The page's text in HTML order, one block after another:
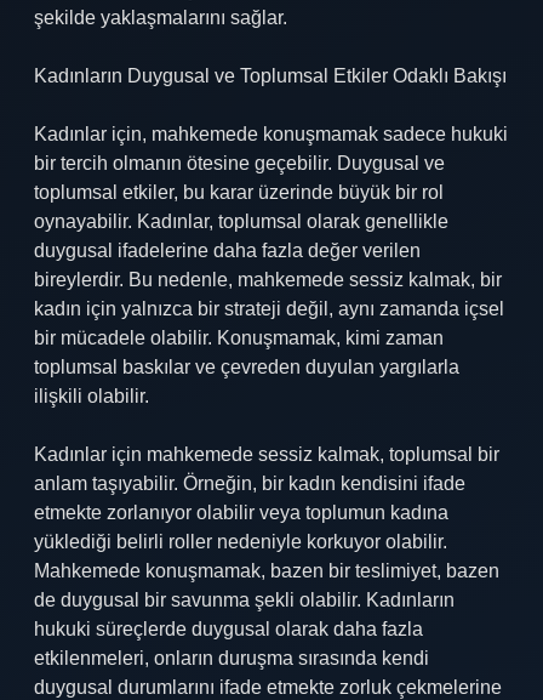
şekilde yaklaşmalarını sağlar.
Kadınların Duygusal ve Toplumsal Etkiler Odaklı Bakışı
Kadınlar için, mahkemede konuşmamak sadece hukuki
bir tercih olmanın ötesine geçebilir. Duygusal ve
toplumsal etkiler, bu karar üzerinde büyük bir rol
oynayabilir. Kadınlar, toplumsal olarak genellikle
duygusal ifadelerine daha fazla değer verilen
bireylerdir. Bu nedenle, mahkemede sessiz kalmak, bir
kadın için yalnızca bir strateji değil, aynı zamanda içsel
bir mücadele olabilir. Konuşmamak, kimi zaman
toplumsal baskılar ve çevreden duyulan yargılarla
ilişkili olabilir.
Kadınlar için mahkemede sessiz kalmak, toplumsal bir
anlam taşıyabilir. Örneğin, bir kadın kendisini ifade
etmekte zorlanıyor olabilir veya toplumun kadına
yüklediği belirli roller nedeniyle korkuyor olabilir.
Mahkemede konuşmamak, bazen bir teslimiyet, bazen
de duygusal bir savunma şekli olabilir. Kadınların
hukuki süreçlerde duygusal olarak daha fazla
etkilenmeleri, onların duruşma sırasında kendi
duygusal durumlarını ifade etmekte zorluk çekmelerine